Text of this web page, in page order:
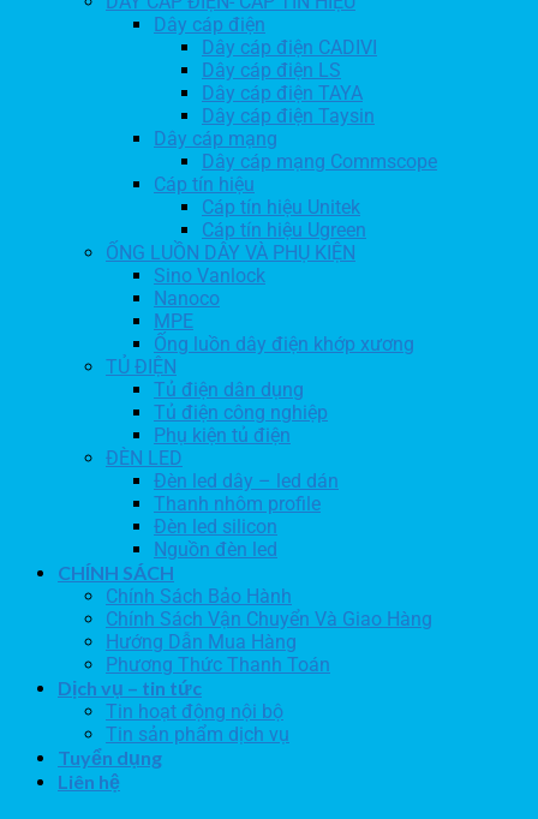
Dây cáp điện
Dây cáp điện CADIVI
Dây cáp điện LS
Dây cáp điện TAYA
Dây cáp điện Taysin
Dây cáp mạng
Dây cáp mạng Commscope
Cáp tín hiệu
Cáp tín hiệu Unitek
Cáp tín hiệu Ugreen
ỐNG LUỒN DÂY VÀ PHỤ KIỆN
Sino Vanlock
Nanoco
MPE
Ống luồn dây điện khớp xương
TỦ ĐIỆN
Tủ điện dân dụng
Tủ điện công nghiệp
Phụ kiện tủ điện
ĐÈN LED
Đèn led dây – led dán
Thanh nhôm profile
Đèn led silicon
Nguồn đèn led
CHÍNH SÁCH
Chính Sách Bảo Hành
Chính Sách Vận Chuyển Và Giao Hàng
Hướng Dẫn Mua Hàng
Phương Thức Thanh Toán
Dịch vụ – tin tức
Tin hoạt động nội bộ
Tin sản phẩm dịch vụ
Tuyển dụng
Liên hệ